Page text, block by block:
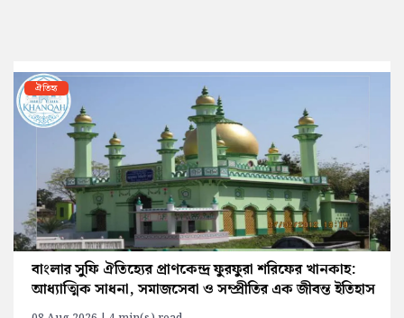
ঐতিহ্য
বাংলার সুফি ঐতিহ্যের প্রাণকেন্দ্র ফুরফুরা শরিফের খানকাহ:
আধ্যাত্মিক সাধনা, সমাজসেবা ও সম্প্রীতির এক জীবন্ত ইতিহাস